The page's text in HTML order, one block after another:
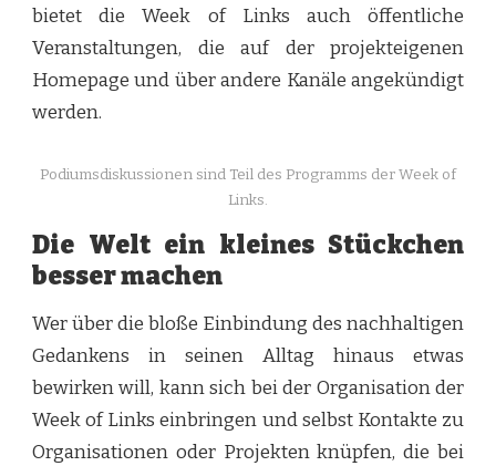
bietet die Week of Links auch öffentliche
Veranstaltungen, die auf der projekteigenen
Homepage und über andere Kanäle angekündigt
werden.
Podiumsdiskussionen sind Teil des Programms der Week of
Links.
Die Welt ein kleines Stückchen
besser machen
Wer über die bloße Einbindung des nachhaltigen
Gedankens in seinen Alltag hinaus etwas
bewirken will, kann sich bei der Organisation der
Week of Links einbringen und selbst Kontakte zu
Organisationen oder Projekten knüpfen, die bei